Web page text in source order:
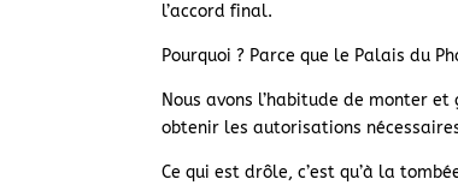
l’accord final.
Pourquoi ? Parce que le Palais du
Nous avons l’habitude de monter
obtenir les autorisations
Ce qui est drôle, c’est qu’à la